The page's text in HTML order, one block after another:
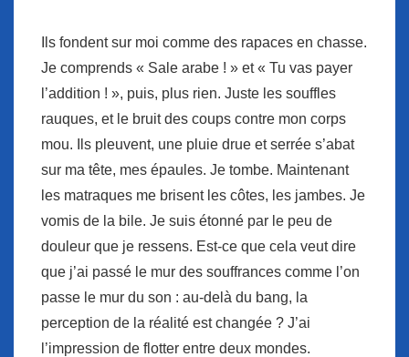
Ils fondent sur moi comme des rapaces en chasse.
Je comprends « Sale arabe ! » et « Tu vas payer
l’addition ! », puis, plus rien. Juste les souffles
rauques, et le bruit des coups contre mon corps
mou. Ils pleuvent, une pluie drue et serrée s’abat
sur ma tête, mes épaules. Je tombe. Maintenant
les matraques me brisent les côtes, les jambes. Je
vomis de la bile. Je suis étonné par le peu de
douleur que je ressens. Est-ce que cela veut dire
que j’ai passé le mur des souffrances comme l’on
passe le mur du son : au-delà du bang, la
perception de la réalité est changée ? J’ai
l’impression de flotter entre deux mondes.